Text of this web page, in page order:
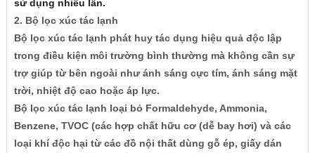
sử dụng nhiều lần.
2. Bộ lọc xúc tác lạnh
Bộ lọc xúc tác lạnh phát huy tác dụng hiệu quả độc lập
trong điều kiện môi trường bình thường mà không cần sự
trợ giúp từ bên ngoài như ánh sáng cực tím, ánh sáng mặt
trời, nhiệt độ cao hoặc áp lực.
Bộ lọc xúc tác lạnh loại bỏ Formaldehyde, Ammonia,
Benzene, TVOC (các hợp chất hữu cơ (dễ bay hơi) và các
loại khí độc hại từ các đồ nội thất dùng gỗ ép, giấy dán